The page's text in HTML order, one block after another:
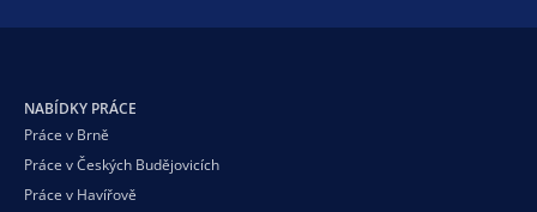
NABÍDKY PRÁCE
Práce v Brně
Práce v Českých Budějovicích
Práce v Havířově